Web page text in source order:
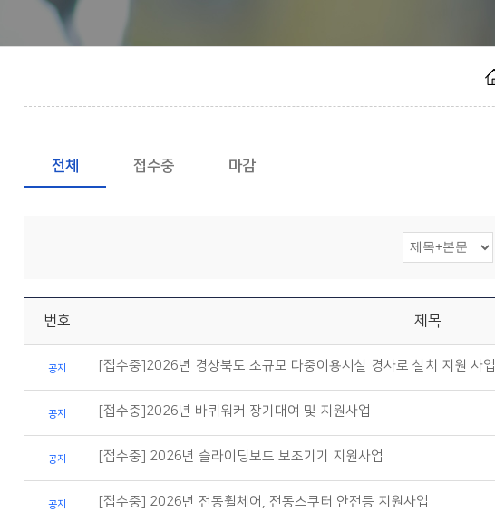
전체 접수중 마감
번호 제목
공지 [접수중]2026년 경상북도 소규모 다중이용시설 경사로 설치 지원 사업
공지 [접수중]2026년 바퀴워커 장기대여 및 지원사업
공지 [접수중] 2026년 슬라이딩보드 보조기기 지원사업
공지 [접수중] 2026년 전동휠체어, 전동스쿠터 안전등 지원사업